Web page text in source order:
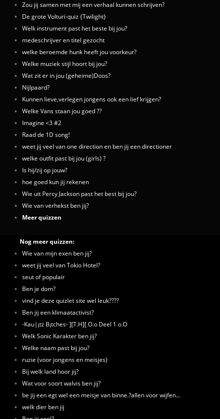
Zou jij samen met mij een verhaal kunnen schrijven?
De grote Volturi-quiz {Twilight}
Welk instrument past het beste bij jou?
medeschrijver en titel gezocht
welke beroemde hunk heeft jou voorkeur?
Welke muziek stijl hoort bij jou?
Wat zit er in jou (geheime)Doos?
Nijlpaard?
Kunnen lieve,verlegen jongens ook een lief krijgen?
Welke Vans staan jou goed ??
Imagine <3 #2
Raad de 1D song!
weet jij veel van one direction en ben jij een directioner
welke outfit past bij jou (girls) ?
Is hij/zij op jouw?
hoe goed kun jij rekenen
Wie uit Percy Jackson past het best bij jou?
Wie van verhekst ben jij?
Meer quizzen
Nog meer quizzen:
Wie van mijn exen ben jij?
weet jij veel van Tokio Hotel?
seut of populair
Ben je dom?
vind je deze quizlet site wel leuk????
Ben jij een klimaatactivist?
-Kau|¡tz B¡tches- ][T.H][ O.o Deel 1 o.O
Welk Sonic Karakter ben jij?
Welke naam past bij jou?
ruzie (voor jongens en meisjes)
Bij welk land hoor jij?
Wat voor soort walvis ben jij?
be jij een egt wel een meisje van binne.?allen voor wijfen...
welk dier ben jij